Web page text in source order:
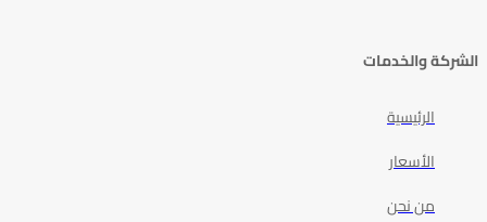
الشركة والخدمات
الرئيسية
الأسعار
من نحن